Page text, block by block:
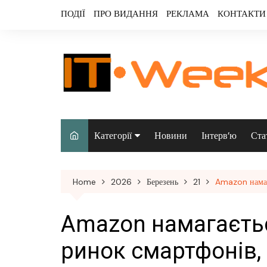
ПОДІЇ ПРО ВИДАННЯ РЕКЛАМА КОНТАКТИ
Категорії
Аудіо & відео
датацентри
Новини Інтерв’ю
Home 2026 Березень 21 Amazon
Amazon
ринок